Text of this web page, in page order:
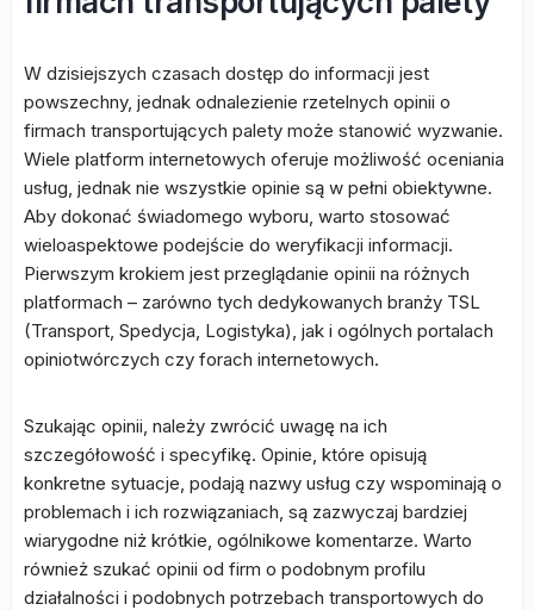
W dzisiejszych czasach dostęp do informacji jest
powszechny, jednak odnalezienie rzetelnych opinii o
firmach transportujących palety może stanowić wyzwanie.
Wiele platform internetowych oferuje możliwość oceniania
usług, jednak nie wszystkie opinie są w pełni obiektywne.
Aby dokonać świadomego wyboru, warto stosować
wieloaspektowe podejście do weryfikacji informacji.
Pierwszym krokiem jest przeglądanie opinii na różnych
platformach – zarówno tych dedykowanych branży TSL
(Transport, Spedycja, Logistyka), jak i ogólnych portalach
opiniotwórczych czy forach internetowych.
Szukając opinii, należy zwrócić uwagę na ich
szczegółowość i specyfikę. Opinie, które opisują
konkretne sytuacje, podają nazwy usług czy wspominają o
problemach i ich rozwiązaniach, są zazwyczaj bardziej
wiarygodne niż krótkie, ogólnikowe komentarze. Warto
również szukać opinii od firm o podobnym profilu
działalności i podobnych potrzebach transportowych do